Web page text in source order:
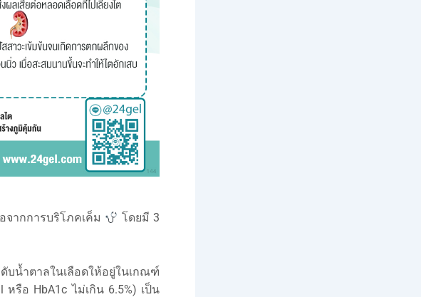
จากการบริโภคเค็ม
โดยมี 3
บน้ำตาลในเลือดให้อยู่ในเกณฑ์
รือ HbA1c ไม่เกิน 6.5%) เป็น